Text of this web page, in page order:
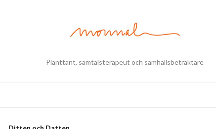
Planttant, samtalsterapeut och samhällsbetraktare